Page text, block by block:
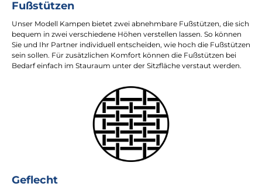
Fußstützen
Unser Modell Kampen bietet zwei abnehmbare Fußstützen, die sich
bequem in zwei verschiedene Höhen verstellen lassen. So können
Sie und Ihr Partner individuell entscheiden, wie hoch die Fußstützen
sein sollen. Für zusätzlichen Komfort können die Fußstützen bei
Bedarf einfach im Stauraum unter der Sitzfläche verstaut werden.
Geflecht